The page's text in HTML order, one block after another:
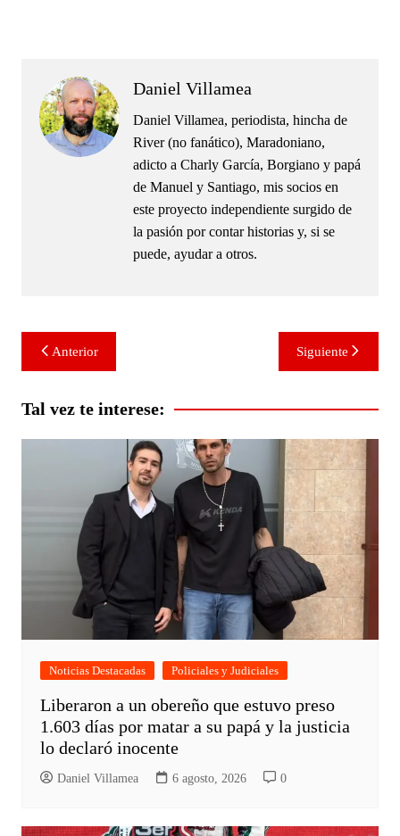
Daniel Villamea
Daniel Villamea, periodista, hincha de
River (no fanático), Maradoniano,
adicto a Charly García, Borgiano y papá
de Manuel y Santiago, mis socios en
este proyecto independiente surgido de
la pasión por contar historias y, si se
puede, ayudar a otros.
Navegación
de
entradas
Anterior Siguiente
Tal vez te interese:
Noticias Destacadas Policiales y Judiciales
Liberaron a un obereño que estuvo preso
1.603 días por matar a su papá y la justicia
lo declaró inocente
Daniel Villamea 6 agosto, 2026 0